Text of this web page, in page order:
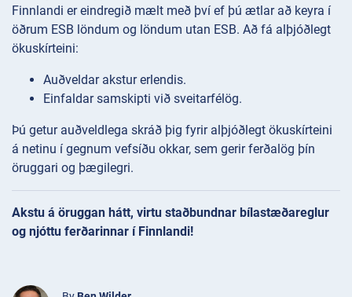
Finnlandi er eindregið mælt með því ef þú ætlar að keyra í
öðrum ESB löndum og löndum utan ESB. Að fá alþjóðlegt
ökuskírteini:
Auðveldar akstur erlendis.
Einfaldar samskipti við sveitarfélög.
Þú getur auðveldlega skráð þig fyrir alþjóðlegt ökuskírteini
á netinu í gegnum vefsíðu okkar, sem gerir ferðalög þín
öruggari og þægilegri.
Akstu á öruggan hátt, virtu staðbundnar bílastæðareglur
og njóttu ferðarinnar í Finnlandi!